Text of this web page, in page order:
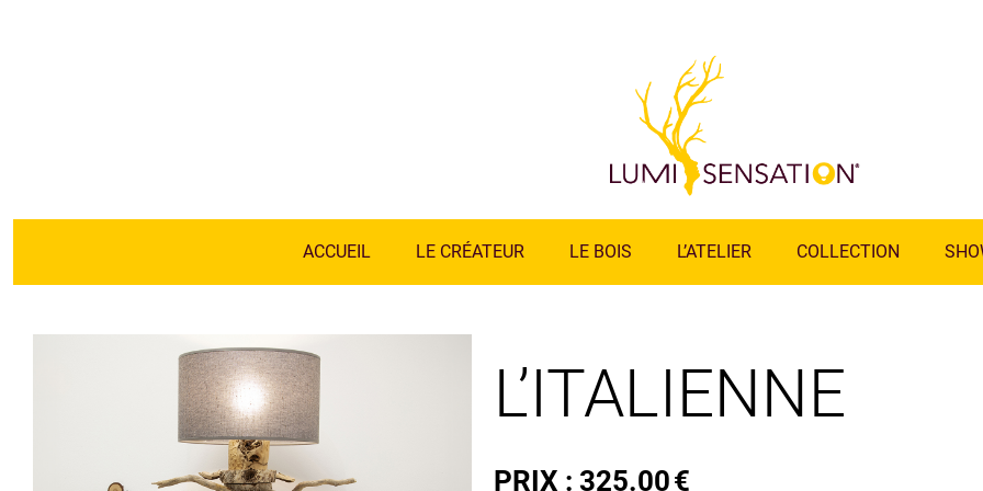
ACCUEIL LE CRÉATEUR LE BOIS L’ATELIER COLLECTION
L’ITALIENNE
PRIX : €
325.00